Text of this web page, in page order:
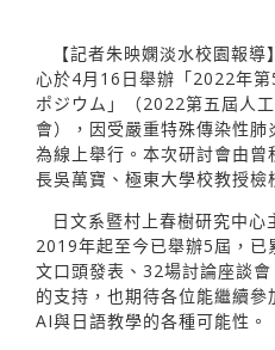
【記者朱映嫻淡水校園報
心於4月16日舉辦「2022年
ポジウム」（2022第五屆人
會），因受嚴重特殊傳染性
為線上舉行。本次研討會由
長吳萬寶、極東大學校教授檢
日文系暨村上春樹研究中心
2019年起至今已舉辦5屆，
文口頭發表、32場討論座談
的支持，也期待各位能繼續
AI與日語教學的各種可能性。